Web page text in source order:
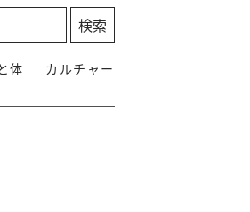
体 カルチャー